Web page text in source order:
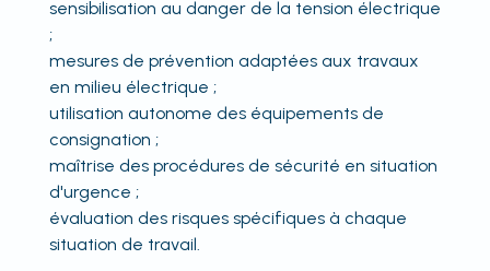
sensibilisation au danger de la tension électrique
;
mesures de prévention adaptées aux travaux
en milieu électrique ;
utilisation autonome des équipements de
consignation ;
maîtrise des procédures de sécurité en situation
d'urgence ;
évaluation des risques spécifiques à chaque
situation de travail.